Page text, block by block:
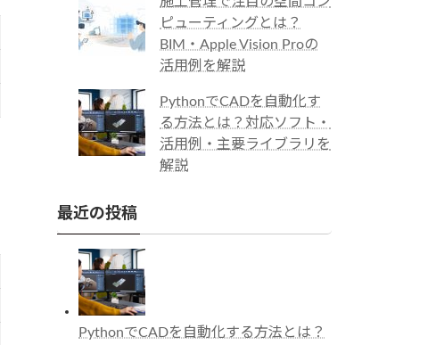
ピューティングとは？
BIM・Apple Vision Proの
活用例を解説
PythonでCADを自動化す
る方法とは？対応ソフト・
活用例・主要ライブラリを
解説
最近の投稿
PythonでCADを自動化する方法とは？